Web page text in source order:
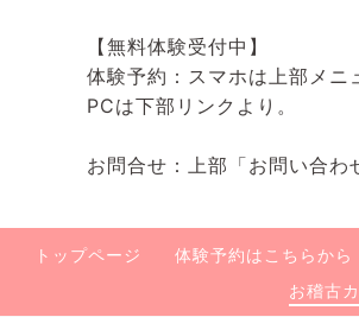
【無料体験受付中】
体験予約：スマホは上部メニ
PCは下部リンクより。
お問合せ：上部「お問い合わ
トップページ 体験予約はこちらから
お稽古